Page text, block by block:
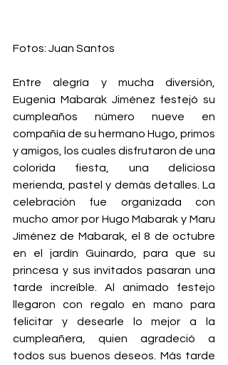
Fotos: Juan Santos
Entre alegría y mucha diversión,
Eugenia Mabarak Jiménez festejó su
cumpleaños número nueve en
compañía de su hermano Hugo, primos
y amigos, los cuales disfrutaron de una
colorida fiesta, una deliciosa
merienda, pastel y demás detalles. La
celebración fue organizada con
mucho amor por Hugo Mabarak y Maru
Jiménez de Mabarak, el 8 de octubre
en el jardín Guinardo, para que su
princesa y sus invitados pasaran una
tarde increíble. Al animado festejo
llegaron con regalo en mano para
felicitar y desearle lo mejor a la
cumpleañera, quien agradeció a
todos sus buenos deseos. Más tarde